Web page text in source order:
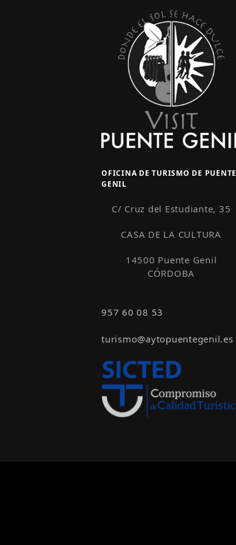
OFICINA DE TURISMO DE PUENTE
GENIL
C/ Cruz del Estudiante, 35
CASA DE LA CULTURA
14500 Puente Genil
CÓRDOBA
957 60 08 53
turismo@aytopuentegenil.es